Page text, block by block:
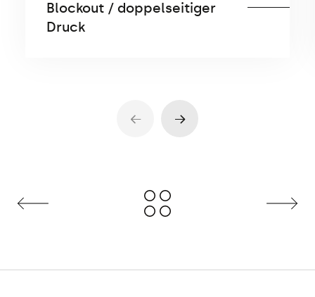
Blockout / doppelseitiger
Druck